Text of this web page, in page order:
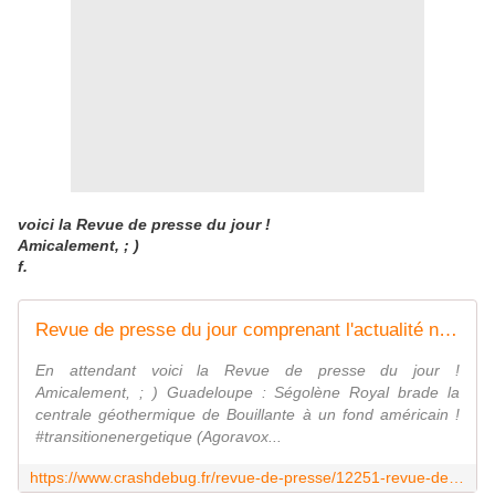
voici la Revue de presse du jour !
Amicalement, ; )
f.
Revue de presse du jour comprenant l'actualité nationale et internationale de ce mardi 23 août 2016
En attendant voici la Revue de presse du jour !
Amicalement, ; ) Guadeloupe : Ségolène Royal brade la
centrale géothermique de Bouillante à un fond américain !
#transitionenergetique (Agoravox...